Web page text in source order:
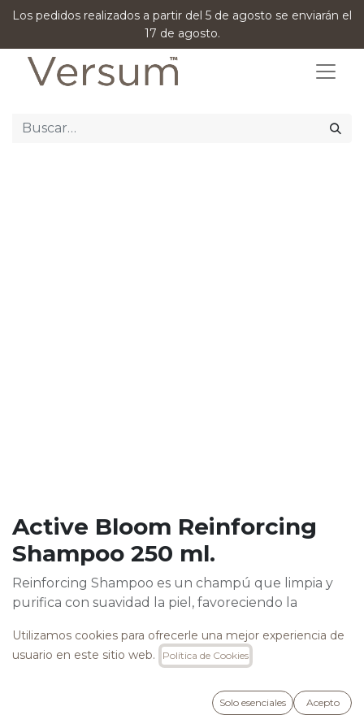
Los pedidos realizados a partir del 5 de agosto se enviarán el
17 de agosto.
Active Bloom Reinforcing
Shampoo 250 ml.
Reinforcing Shampoo es un champú que limpia y
purifica con suavidad la piel, favoreciendo la
circulación cutánea para favorecer el crecimiento y
ralentizar la caída del cabello gracias a su
Guaraná, Guindilla y 15 fitoextractos diferentes.
Libre de SLS, SLES parabenos, cocamide DEA,
Utilizamos cookies para ofrecerle una mejor experiencia de
usuario en este sitio web.
Política de Cookies
Solo esenciales Acepto